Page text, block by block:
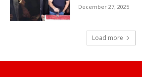
December 27, 2025
Load more